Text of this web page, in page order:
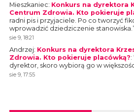
Mieszkaniec: Konkurs na dyrektora
Centrum Zdrowia. Kto pokieruje
radni pis i przyjaciele. Po co tworzyć
wprowadzić dziedziczenie stanowiska.
sie 9, 18:21
Andrzej: Konkurs na dyrektora
Zdrowia. Kto pokieruje placówką?:
dyrektor, skoro wybiorą go w
sie 9, 17:55